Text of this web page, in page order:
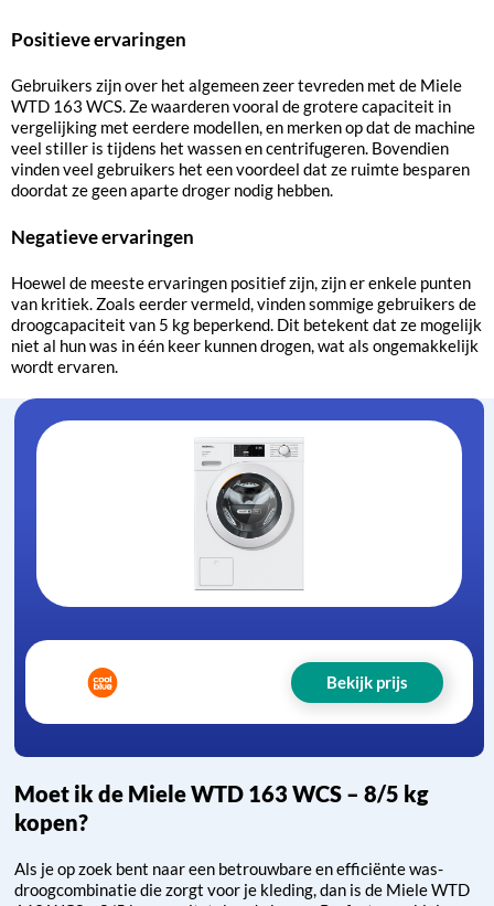
Positieve ervaringen
Gebruikers zijn over het algemeen zeer tevreden met de Miele
WTD 163 WCS. Ze waarderen vooral de grotere capaciteit in
vergelijking met eerdere modellen, en merken op dat de machine
veel stiller is tijdens het wassen en centrifugeren. Bovendien
vinden veel gebruikers het een voordeel dat ze ruimte besparen
doordat ze geen aparte droger nodig hebben.
Negatieve ervaringen
Hoewel de meeste ervaringen positief zijn, zijn er enkele punten
van kritiek. Zoals eerder vermeld, vinden sommige gebruikers de
droogcapaciteit van 5 kg beperkend. Dit betekent dat ze mogelijk
niet al hun was in één keer kunnen drogen, wat als ongemakkelijk
wordt ervaren.
Moet ik de Miele WTD 163 WCS – 8/5 kg
kopen?
Als je op zoek bent naar een betrouwbare en efficiënte was-
droogcombinatie die zorgt voor je kleding, dan is de Miele WTD
Bekijk prijs